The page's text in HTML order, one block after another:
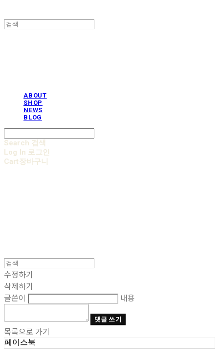
ABOUT
SHOP
NEWS
BLOG
Search 검색
Log In 로그인
Cart장바구니
수정하기
삭제하기
글쓴이
내용
댓글 쓰기
목록으로 가기
페이스북